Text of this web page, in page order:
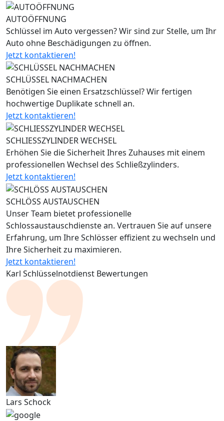
AUTOÖFFNUNG
Schlüssel im Auto vergessen? Wir sind zur Stelle, um Ihr
Auto ohne Beschädigungen zu öffnen.
Jetzt kontaktieren!
SCHLÜSSEL NACHMACHEN
Benötigen Sie einen Ersatzschlüssel? Wir fertigen
hochwertige Duplikate schnell an.
Jetzt kontaktieren!
SCHLIESSZYLINDER WECHSEL
Erhöhen Sie die Sicherheit Ihres Zuhauses mit einem
professionellen Wechsel des Schließzylinders.
Jetzt kontaktieren!
SCHLÖSS AUSTAUSCHEN
Unser Team bietet professionelle
Schlossaustauschdienste an. Vertrauen Sie auf unsere
Erfahrung, um Ihre Schlösser effizient zu wechseln und
Ihre Sicherheit zu maximieren.
Jetzt kontaktieren!
Karl Schlüsselnotdienst Bewertungen
Lars Schock